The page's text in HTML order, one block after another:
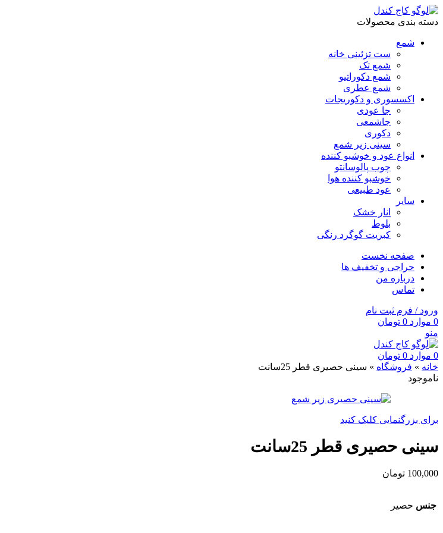
دسته بندی محصولات
شمع
ست تزئینی خانه
شمع تک
شمع دکوراتیو
شمع عطری
اکسسوری و دکوریجات
جا عودی
جاشمعی
دکوری
سینی زیر شمع
انواع عود و خوشبو کننده
چوب پالوسانتو
خوشبو کننده هوا
عود طبیعی
سایر
انار خشک
بلوط
کبریت گوگرد رنگی
صفحه نخست
حراجی و تخفیف ها
درباره من
تماس
ورود / فرم ثبت نام
0 موارد 0 تومان
منو
0 موارد 0 تومان
خانه » فروشگاه » سینی حصیری قطر 25سانت
ناموجود
برای بزرگنمایی کلیک کنید
سینی حصیری قطر 25سانت
100,000 تومان
جنس حصیر